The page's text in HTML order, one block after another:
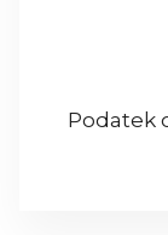
Podatek